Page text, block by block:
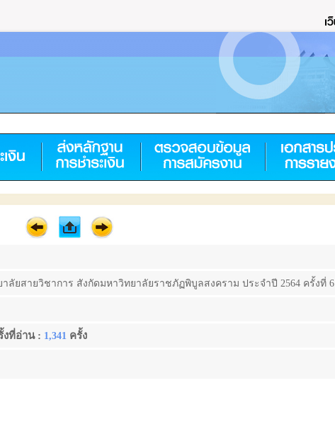
ยสายวิชาการ สังกัดมหาวิทยาลัยราชภัฏพิบูลสงคราม ประจำปี 2564 ครั้งที่ 6
งที่อ่าน : 1,341 ครั้ง